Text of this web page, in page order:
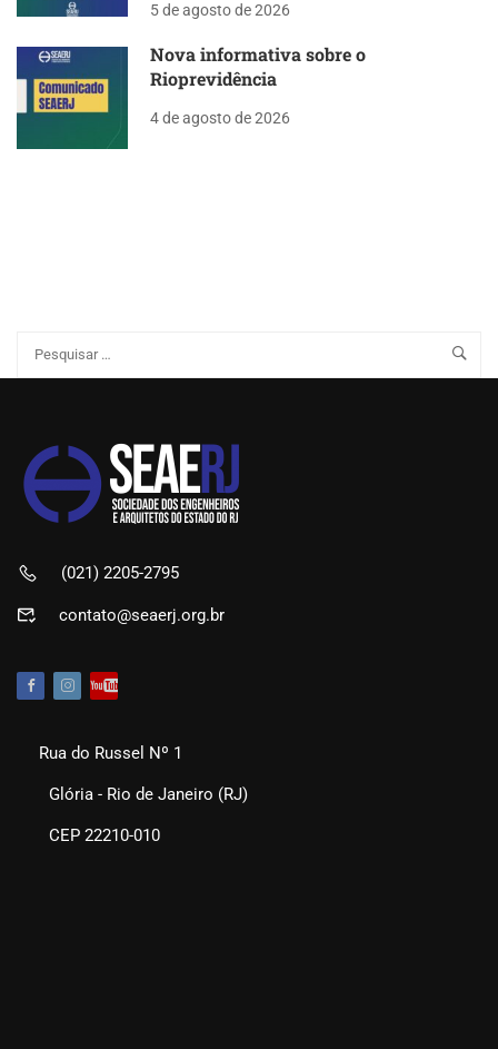
5 de agosto de 2026
Nova informativa sobre o
Rioprevidência
4 de agosto de 2026
(021) 2205-2795
contato@seaerj.org.br
Rua do Russel Nº 1
Glória - Rio de Janeiro (RJ)
CEP 22210-010